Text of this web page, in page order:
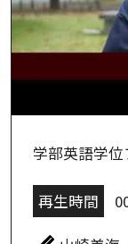
学部英語学位
再生時間